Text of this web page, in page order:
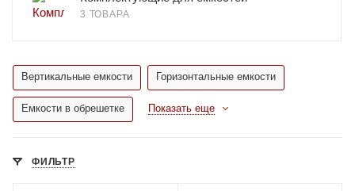
3 ТОВАРА
Вертикальные емкости Горизонтальные емкости
Емкости в обрешетке Показать еще
ФИЛЬТР